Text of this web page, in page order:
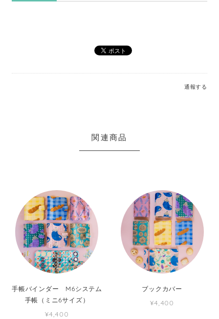
通報する
関連商品
手帳バインダー M6システム
手帳（ミニ6サイズ）
¥4,400
ブックカバー
¥4,400